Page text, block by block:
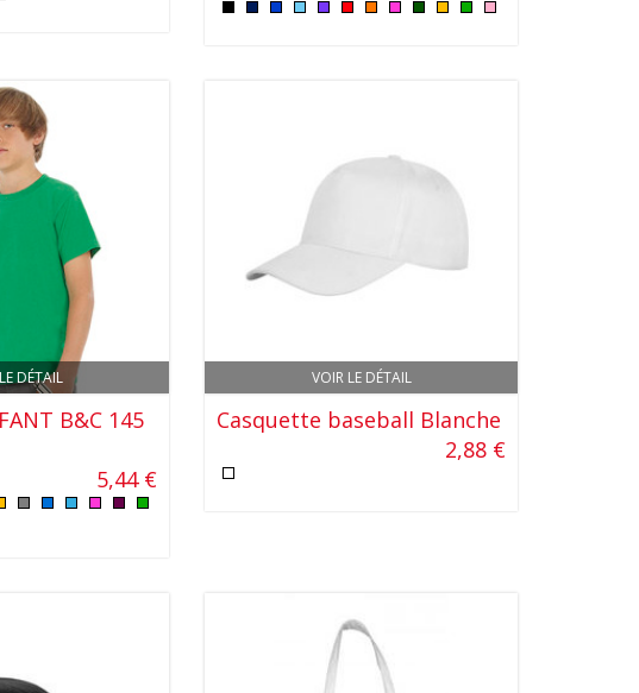
DÉTAIL
B&C 145
5,44 €
VOIR LE DÉTAIL
Casquette baseball Blanche
2,88 €